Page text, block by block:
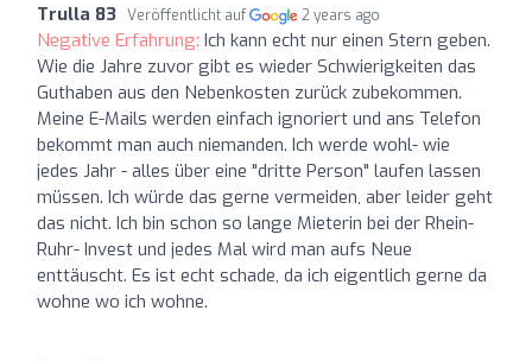
Trulla 83 Veröffentlicht auf 2 years ago
Negative Erfahrung: Ich kann echt nur einen Stern geben.
Wie die Jahre zuvor gibt es wieder Schwierigkeiten das
Guthaben aus den Nebenkosten zurück zubekommen.
Meine E-Mails werden einfach ignoriert und ans Telefon
bekommt man auch niemanden. Ich werde wohl- wie
jedes Jahr - alles über eine "dritte Person" laufen lassen
müssen. Ich würde das gerne vermeiden, aber leider geht
das nicht. Ich bin schon so lange Mieterin bei der Rhein-
Ruhr- Invest und jedes Mal wird man aufs Neue
enttäuscht. Es ist echt schade, da ich eigentlich gerne da
wohne wo ich wohne.